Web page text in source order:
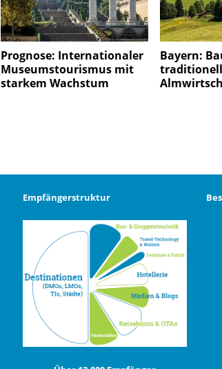
Prognose: Internationaler
Museumstourismus mit
starkem Wachstum
Bayern:
Empfängerstruktur